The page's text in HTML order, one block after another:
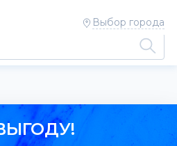
Выбор города